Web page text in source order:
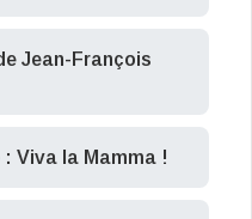
Jean-François
: Viva la Mamma !